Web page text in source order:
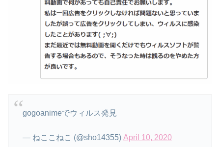
gogoanimeでウィルス発見
— ねここねこ (@sho14355) April 10, 2020